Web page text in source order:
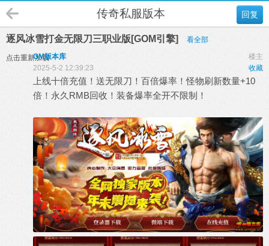
回复
传奇私服版本
逐风冰雪打金无限刀三职业版[GOM引擎] 看全部
点击重新加载 楼主
GM版本库
收藏
2025-5-2 12:39:23
上线十倍充值！送无限刀！百倍爆率！怪物刷新数量+10
倍！永久RMB回收！装备爆率全开不限制！